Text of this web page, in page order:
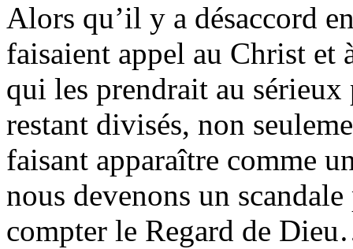
Alors qu’il y a désaccord
faisaient appel au Christ et
qui les prendrait au
restant divisés, non
faisant apparaître comme
nous devenons un
compter le Regard de